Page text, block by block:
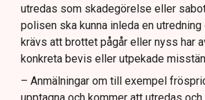
utredas som skadegörelse eller
polisen ska kunna inleda en
krävs att brottet pågår eller nyss har
konkreta bevis eller utpekade
– Anmälningar om till exempel